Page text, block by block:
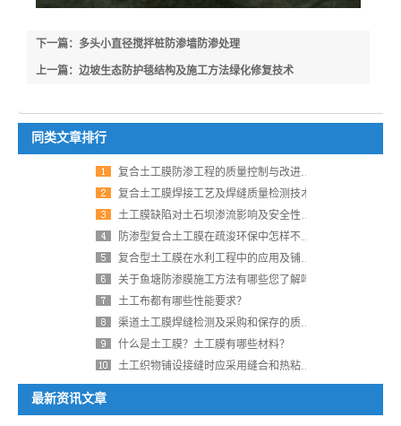
下一篇：多头小直径搅拌桩防渗墙防渗处理
上一篇：边坡生态防护毯结构及施工方法绿化修复技术
同类文章排行
复合土工膜防渗工程的质量控制与改进探析
复合土工膜焊接工艺及焊缝质量检测技术
土工膜缺陷对土石坝渗流影响及安全性评价
防渗型复合土工膜在疏浚环保中怎样不被风浪破坏？
复合型土工膜在水利工程中的应用及铺设注意事项
关于鱼塘防渗膜施工方法有哪些您了解吗
土工布都有哪些性能要求？
渠道土工膜焊缝检测及采购和保存的质量控制要点
什么是土工膜？土工膜有哪些材料？
土工织物铺设接缝时应采用缝合和热粘接方式
最新资讯文章